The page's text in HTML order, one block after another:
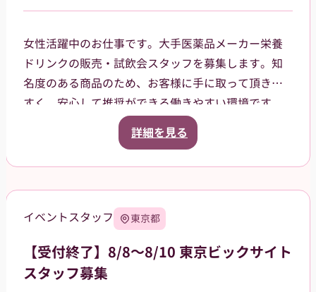
女性活躍中のお仕事です。大手医薬品メーカー栄養
ドリンクの販売・試飲会スタッフを募集します。知
名度のある商品のため、お客様に手に取って頂きや
すく、安心して推奨ができる働きやすい環境です。
島根県・鳥取県のドラッグストア・ホームセンタ
ー・GMSなどでご就業頂きます。スタッフ登録後
詳細を見る
イベントスタッフ 東京都
【受付終了】8/8～8/10 東京ビックサイト
スタッフ募集